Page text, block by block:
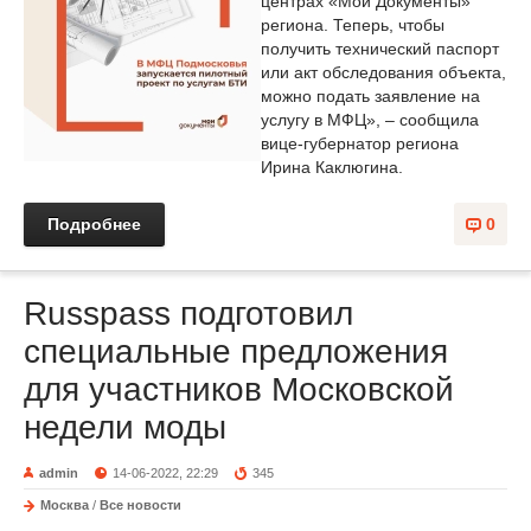
региона. Теперь, чтобы
получить технический паспорт
или акт обследования объекта,
можно подать заявление на
услугу в МФЦ», – сообщила
вице-губернатор региона
Ирина Каклюгина.
0
Подробнее
Russpass подготовил
специальные предложения
для участников Московской
недели моды
admin 14-06-2022, 22:29 345
Москва / Все новости